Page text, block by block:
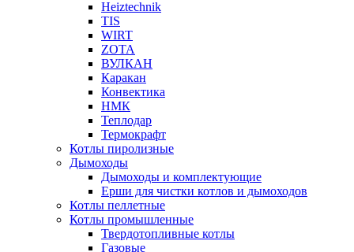
Heiztechnik
TIS
WIRT
ZOTA
ВУЛКАН
Каракан
Конвектика
НМК
Теплодар
Термокрафт
Котлы пиролизные
Дымоходы
Дымоходы и комплектующие
Ерши для чистки котлов и дымоходов
Котлы пеллетные
Котлы промышленные
Твердотопливные котлы
Газовые